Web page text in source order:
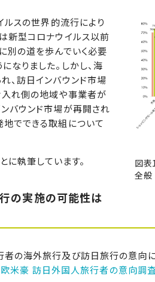
図表
全般
スの世界的流行により
新型コロナウイルス以前
別の道を歩んでいく必要
なりました。しかし、海
、訪日インバウンド市場
入れ側の地域や事業者が
バウンド市場が再開され
でできる取組について
執筆しています。
の実施の可能性は
の海外旅行及び訪日旅行の意向
欧米豪 訪日外国人旅行者の意向調